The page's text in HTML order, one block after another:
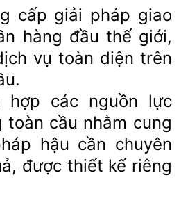
cấp giải pháp giao
hàng đầu thế giới,
vụ toàn diện trên
hợp các nguồn lực
toàn cầu nhằm cung
hậu cần chuyên
được thiết kế riêng